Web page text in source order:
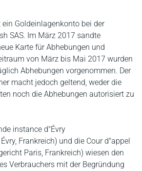
ein Goldeinlagenkonto bei der
SAS. Im März 2017 sandte
Karte für Abhebungen und
von März bis Mai 2017 wurden
Abhebungen vorgenommen. Der
macht jedoch geltend, weder die
noch die Abhebungen autorisiert zu
instance d"Évry
Frankreich) und die Cour d"appel
Paris, Frankreich) wiesen den
Verbrauchers mit der Begründung